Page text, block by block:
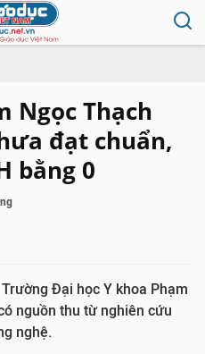
Ngọc Thạch
đạt chuẩn,
bằng 0
Đại học Y khoa Phạm
nguồn thu từ nghiên cứu
nghệ.